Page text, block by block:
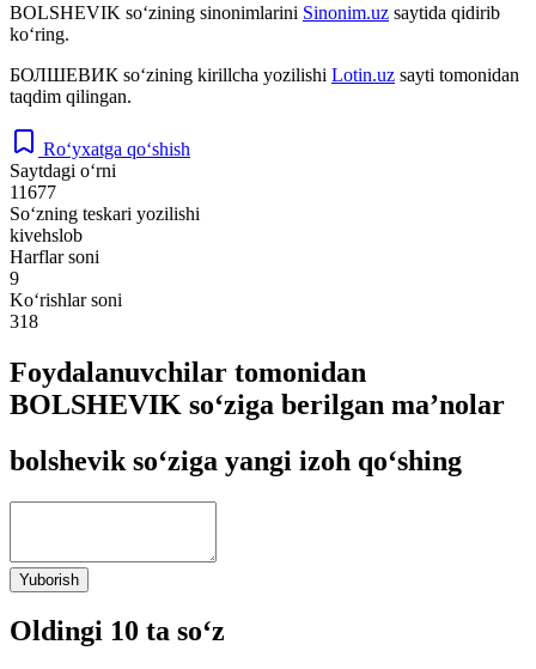
BOLSHEVIK so‘zining sinonimlarini Sinonim.uz saytida qidirib
ko‘ring.
БОЛШЕВИК so‘zining kirillcha yozilishi Lotin.uz sayti tomonidan
taqdim qilingan.
Ro‘yxatga qo‘shish
Saytdagi o‘rni
11677
So‘zning teskari yozilishi
kivehslob
Harflar soni
9
Ko‘rishlar soni
318
Foydalanuvchilar tomonidan
BOLSHEVIK so‘ziga berilgan ma’nolar
bolshevik so‘ziga yangi izoh qo‘shing
Yuborish
Oldingi 10 ta so‘z